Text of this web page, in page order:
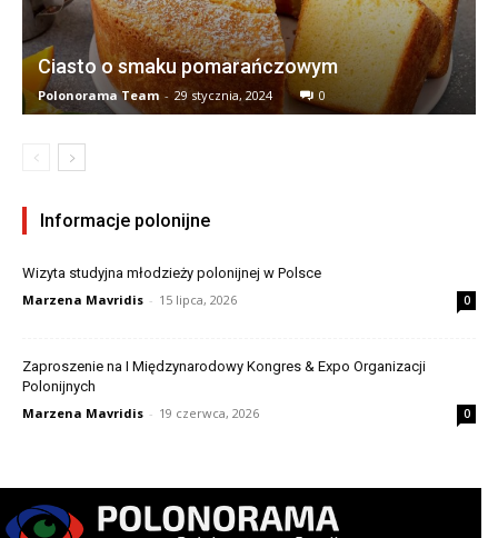
Ciasto o smaku pomarańczowym
Polonorama Team - 29 stycznia, 2024 0
Informacje polonijne
Wizyta studyjna młodzieży polonijnej w Polsce
Marzena Mavridis - 15 lipca, 2026 0
Zaproszenie na I Międzynarodowy Kongres & Expo Organizacji
Polonijnych
Marzena Mavridis - 19 czerwca, 2026 0